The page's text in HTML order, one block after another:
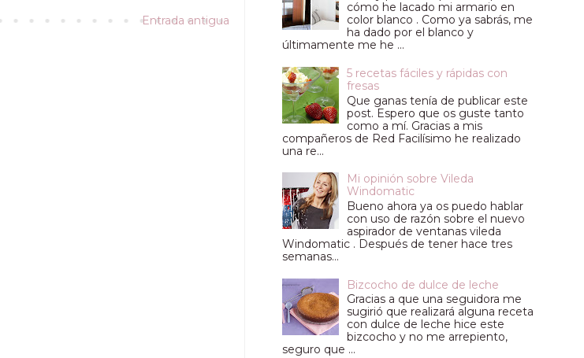
Entrada antigua
cómo he lacado mi armario en
color blanco . Como ya sabrás, me
ha dado por el blanco y
últimamente me he ...
5 recetas fáciles y rápidas con
fresas
Que ganas tenía de publicar este
post. Espero que os guste tanto
como a mí. Gracias a mis
compañeros de Red Facilísimo he realizado
una re...
Mi opinión sobre Vileda
Windomatic
Bueno ahora ya os puedo hablar
con uso de razón sobre el nuevo
aspirador de ventanas vileda
Windomatic . Después de tener hace tres
semanas...
Bizcocho de dulce de leche
Gracias a que una seguidora me
sugirió que realizará alguna receta
con dulce de leche hice este
bizcocho y no me arrepiento,
seguro que ...